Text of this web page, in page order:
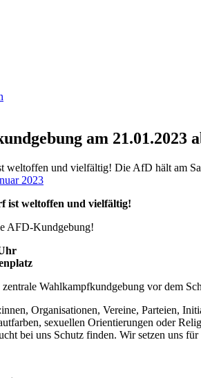
am 21.01.2023
weltoffen und vielfältig! Die AfD hält am
2023
ist weltoffen und vielfältig!
AFD-Kundgebung!
Wahlkampfkundgebung vor dem
Organisationen, Vereine, Parteien,
sexuellen Orientierungen oder
bei uns Schutz finden. Wir setzen uns